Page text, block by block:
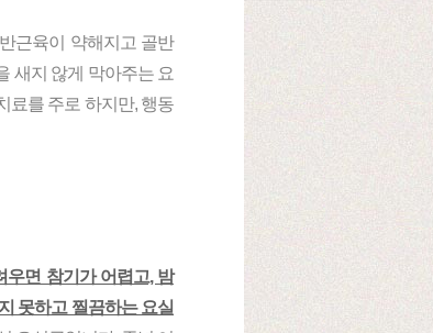
근육이 약해지고 골반
새지 않게 막아주는 요
료를 주로 하지만, 행동
우면 참기가 어렵고, 밤
못하고 찔끔하는 요실